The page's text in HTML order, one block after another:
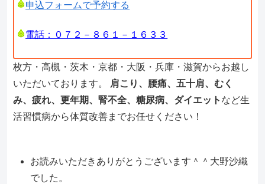
申込フォームで予約する
電話：０７２－８６１－１６３３
枚方・高槻・茨木・京都・大阪・兵庫・滋賀からお越し
いただいております。
肩こり、腰痛、五十肩、むく
み、疲れ、更年期、腎不全、糖尿病、ダイエット など生
活習慣病から体質改善までお任せください！
お読みいただきありがとうございます＾＾大野沙織
でした。